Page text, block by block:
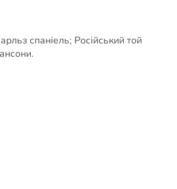
спаніель; Російський той